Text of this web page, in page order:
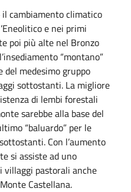
cambiamento climatico
e nei primi
poi più alte nel Bronzo
“montano”
del medesimo gruppo
sottostanti. La migliore
di lembi forestali
sarebbe alla base del
“baluardo” per le
Con l’aumento
si assiste ad uno
pastorali anche
Castellana.